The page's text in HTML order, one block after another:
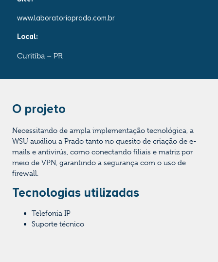
www.laboratorioprado.com.br
Local:
Curitiba – PR
O projeto
Necessitando de ampla implementação tecnológica, a
WSU auxiliou a Prado tanto no quesito de criação de e-
mails e antivirús, como conectando filiais e matriz por
meio de VPN, garantindo a segurança com o uso de
firewall.
Tecnologias utilizadas
Telefonia IP
Suporte técnico